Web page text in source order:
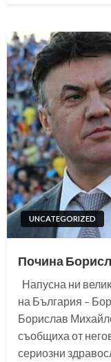
UNCATEGORIZED
Почина
Напусна ни
на България –
Борислав
съобщиха от
сериозни